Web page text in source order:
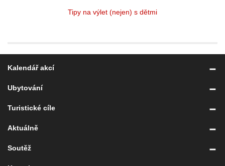
Tipy na výlet (nejen) s dětmi
Kalendář akcí
Ubytování
Turistické cíle
Aktuálně
Soutěž